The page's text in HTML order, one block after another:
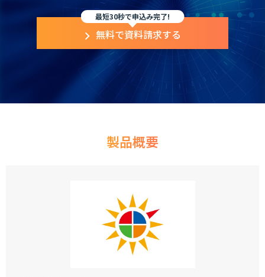
最短30秒で申込み完了!
無料で資料請求する
製品概要